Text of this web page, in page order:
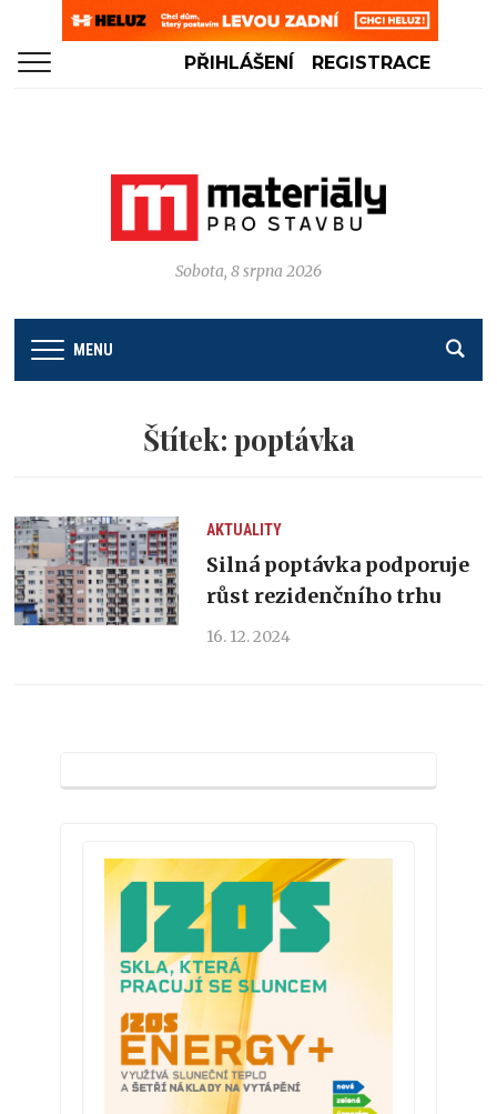
PŘIHLÁŠENÍ REGISTRACE
Sobota, 8 srpna 2026
MENU
Štítek: poptávka
AKTUALITY
Silná poptávka podporuje
růst rezidenčního trhu
16. 12. 2024